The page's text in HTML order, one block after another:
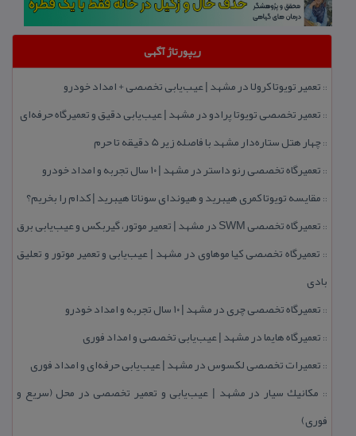
ریپورتاژ آگهی
:: تعمیر تویوتا كرولا در مشهد | عیب‌یابی تخصصی + امداد خودرو
:: تعمیر تخصصی تویوتا پرادو در مشهد | عیب‌یابی دقیق و تعمیرگاه حرفه‌ای
::چهار هتل‌ ستاره‌دار مشهد با فاصله زیر 5 دقیقه تا حرم
:: تعمیرگاه تخصصی رنو داستر در مشهد | ۱۰ سال تجربه و امداد خودرو
:: مقایسه تویوتا كمری هیبرید و هیوندای سوناتا هیبرید | كدام را بخریم؟
:: تعمیرگاه تخصصی SWM در مشهد | تعمیر موتور، گیربكس و عیب‌یابی برق
:: تعمیرگاه تخصصی كیا موهاوی در مشهد | عیب‌یابی و تعمیر موتور و تعلیق
بادی
:: تعمیرگاه تخصصی چری در مشهد | ۱۰ سال تجربه و امداد خودرو
:: تعمیرگاه هایما در مشهد | عیب‌یابی تخصصی و امداد فوری
:: تعمیرات تخصصی لكسوس در مشهد | عیب‌یابی حرفه‌ای و امداد فوری
:: مكانیك سیار در مشهد | عیب‌یابی و تعمیر تخصصی در محل (سریع و
فوری)